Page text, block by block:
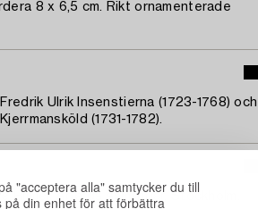
"acceptera alla" samtycker du till
på din enhet för att förbättra
8 x 6,5 cm. Rikt ornamenterade
Ulrik Insenstierna (1723-1768) och
(1731-1782).
Hilmer Åbergs samlingar, Stockholm.